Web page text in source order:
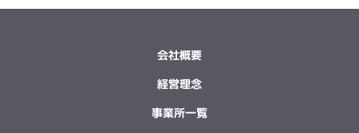
会社概要
経営理念
事業所一覧